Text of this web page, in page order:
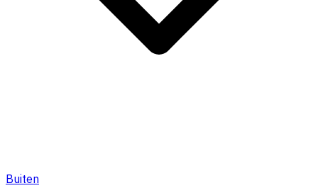
Buiten